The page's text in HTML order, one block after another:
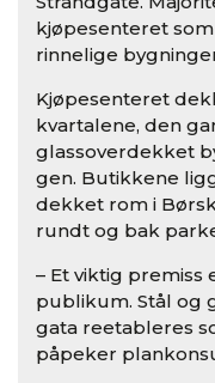
kjøpesenteret
rinnelige
Kjøpesenteret
kvartalene, den
glassoverdekket
gen. Butikkene
dekket rom i
rundt og bak
– Et viktig premiss
publikum. Stål­ og
gata reetableres
påpeker